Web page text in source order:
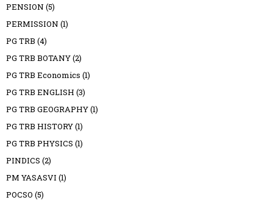
PENSION (5)
PERMISSION (1)
PG TRB (4)
PG TRB BOTANY(2)
PG TRB Economics (1)
PG TRB ENGLISH (3)
PG TRB GEOGRAPHY(1)
PG TRB HISTORY(1)
PG TRB PHYSICS (1)
PINDICS (2)
PM YASASVI (1)
POCSO (5)